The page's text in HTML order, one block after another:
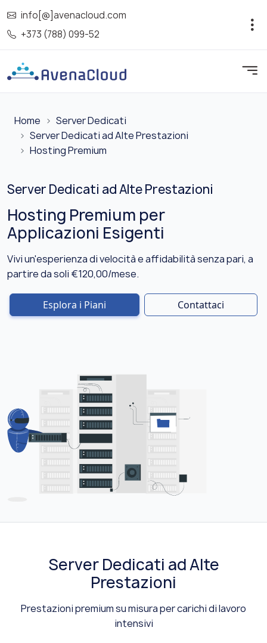
info[@]avenacloud.com
+373 (788) 099-52
Home
Server Dedicati
Server Dedicati ad Alte Prestazioni
Hosting Premium
Server Dedicati ad Alte Prestazioni
Hosting Premium per
Applicazioni Esigenti
Vivi un'esperienza di velocità e affidabilità senza pari, a
partire da soli €120,00/mese.
Esplora i Piani Contattaci
Server Dedicati ad Alte
Prestazioni
Prestazioni premium su misura per carichi di lavoro
intensivi